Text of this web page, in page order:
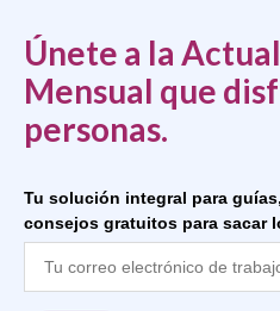
Únete a la
Mensual que
personas.
Tu solución integral para
consejos gratuitos para sacar